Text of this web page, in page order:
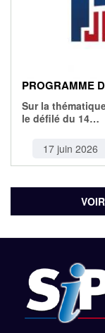
PROGRAMME
Sur la
le défilé du 14…
17 juin 2026